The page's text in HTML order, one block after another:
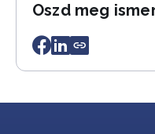
Oszd meg